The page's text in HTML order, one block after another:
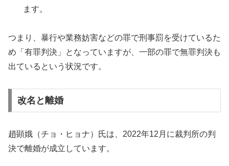
ます。
つまり、暴行や業務妨害などの罪で刑事罰を受けているた
め「有罪判決」となっていますが、一部の罪で無罪判決も
出ているという状況です。
改名と離婚
趙顕娥（チョ・ヒョナ）氏は、2022年12月に裁判所の判
決で離婚が成立しています。